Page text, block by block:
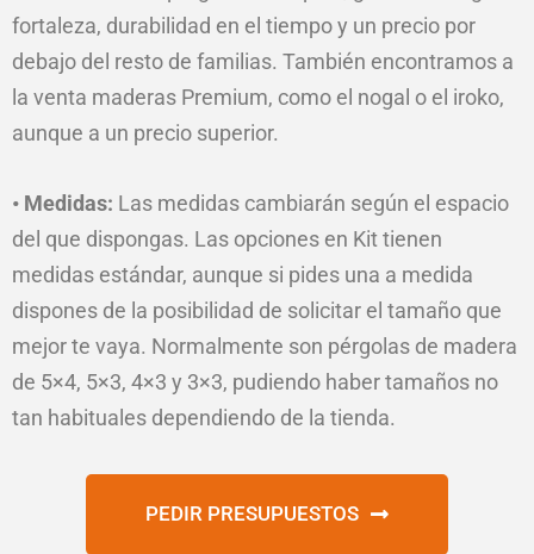
fortaleza, durabilidad en el tiempo y un precio por
debajo del resto de familias. También encontramos a
la venta maderas Premium, como el nogal o el iroko,
aunque a un precio superior.
• Medidas: Las medidas cambiarán según el espacio
del que dispongas. Las opciones en Kit tienen
medidas estándar, aunque si pides una a medida
dispones de la posibilidad de solicitar el tamaño que
mejor te vaya. Normalmente son pérgolas de madera
de 5×4, 5×3, 4×3 y 3×3, pudiendo haber tamaños no
tan habituales dependiendo de la tienda.
PEDIR PRESUPUESTOS